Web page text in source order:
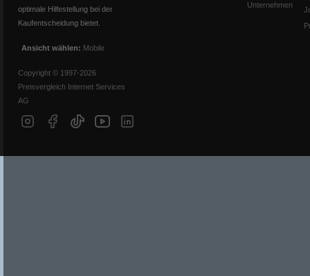
optimale Hilfestellung bei der
Kaufentscheidung bietet.
Ansicht wählen: Mobile
Copyright © 1997-2026
Preisvergleich Internet Services
AG
Unternehmen